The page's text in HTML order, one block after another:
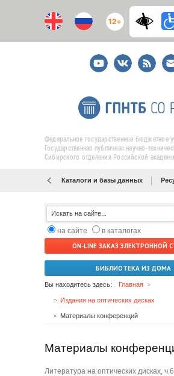
12+
YoutubeВКонтакте
RSS
E-
Федеральное государственное бюджетное
Государственная публичная научно-
Сибирского отделения Российской
Каталоги и базы данных
на сайте
в каталогах
ON-LINE ЗАКАЗ ЭЛЕКТРОННОЙ
БИБЛИОТЕКА ИЗ ДОМА
Вы находитесь здесь: Главная
Издания на оптических дисках
Материалы конференций
Материалы
Литература на оптических дисках, ч.6